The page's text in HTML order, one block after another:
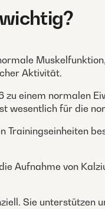
Aktivität.
einem normalen
wesentlich für die
Trainingseinheiten
Aufnahme von
Sie unterstützen